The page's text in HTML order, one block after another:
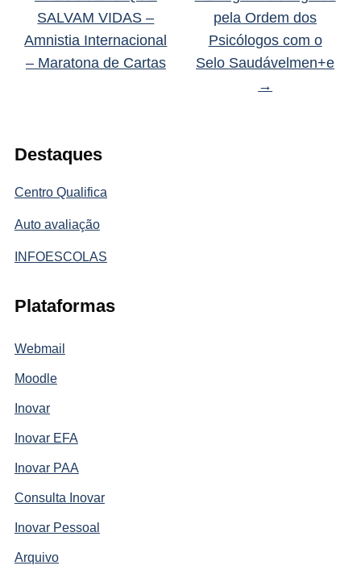
Destaques
Centro Qualifica
Auto avaliação
INFOESCOLAS
Plataformas
Webmail
Moodle
Inovar
Inovar EFA
Inovar PAA
Consulta Inovar
Inovar Pessoal
Arquivo
SALVAM VIDAS –
Amnistia Internacional
– Maratona de Cartas
pela Ordem dos
Psicólogos com o
Selo Saudávelmen+e
→